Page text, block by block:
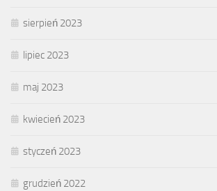
sierpień 2023
lipiec 2023
maj 2023
kwiecień 2023
styczeń 2023
grudzień 2022